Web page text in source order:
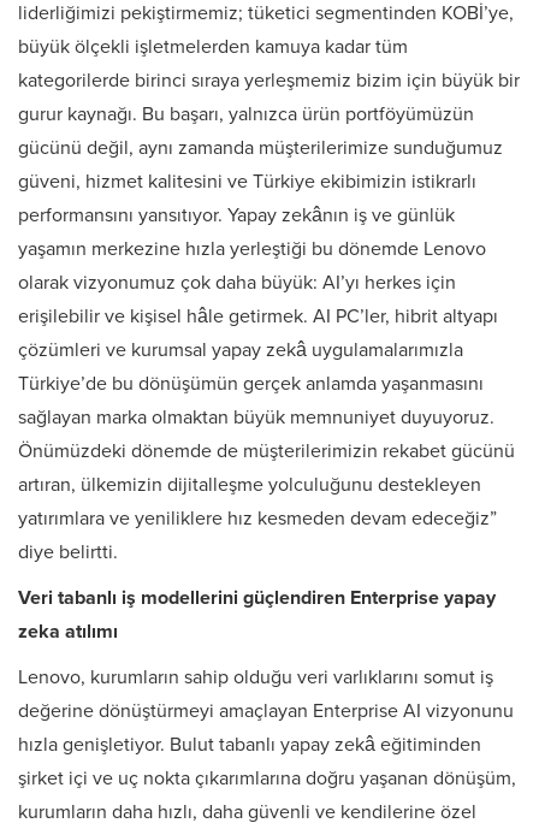
liderliğimizi pekiştirmemiz; tüketici segmentinden KOBİ’ye,
büyük ölçekli işletmelerden kamuya kadar tüm
kategorilerde birinci sıraya yerleşmemiz bizim için büyük bir
gurur kaynağı. Bu başarı, yalnızca ürün portföyümüzün
gücünü değil, aynı zamanda müşterilerimize sunduğumuz
güveni, hizmet kalitesini ve Türkiye ekibimizin istikrarlı
performansını yansıtıyor. Yapay zekânın iş ve günlük
yaşamın merkezine hızla yerleştiği bu dönemde Lenovo
olarak vizyonumuz çok daha büyük: AI’yı herkes için
erişilebilir ve kişisel hâle getirmek. AI PC’ler, hibrit altyapı
çözümleri ve kurumsal yapay zekâ uygulamalarımızla
Türkiye’de bu dönüşümün gerçek anlamda yaşanmasını
sağlayan marka olmaktan büyük memnuniyet duyuyoruz.
Önümüzdeki dönemde de müşterilerimizin rekabet gücünü
artıran, ülkemizin dijitalleşme yolculuğunu destekleyen
yatırımlara ve yeniliklere hız kesmeden devam edeceğiz”
diye belirtti.
Veri tabanlı iş modellerini güçlendiren Enterprise yapay
zeka atılımı
Lenovo, kurumların sahip olduğu veri varlıklarını somut iş
değerine dönüştürmeyi amaçlayan Enterprise AI vizyonunu
hızla genişletiyor. Bulut tabanlı yapay zekâ eğitiminden
şirket içi ve uç nokta çıkarımlarına doğru yaşanan dönüşüm,
kurumların daha hızlı, daha güvenli ve kendilerine özel